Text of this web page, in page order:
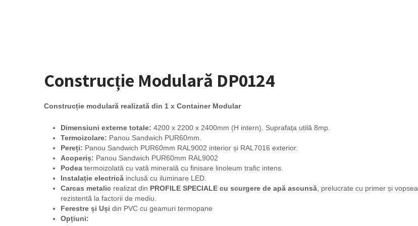
Construcție Modulară DP0124
Construcție modulară realizată din 1 x Container Modular
Dimensiuni externe totale: 4200 x 2200 x 2400mm (H intern). Suprafața utilă 8mp.
Termoizolare: Panou Sandwich PUR60mm.
Pereți: Panou Sandwich PUR60mm RAL9002 interior și RAL7016 exterior.
Acoperiș: Panou Sandwich PUR60mm RAL9002
Podeatermoizolată cu vată minerală cu finisare linoleum trafic intens.
Instalație electricăinclusă cu iluminare LED.
Carcas metalicrealizat din PROFILE SPECIALE cu scurgere de apă ascunsă, prelucrate cu primer și vopsea
rezistentă la factorii de mediu.
Ferestre și Uși din PVC cu geamuri termopane
Opțiuni: